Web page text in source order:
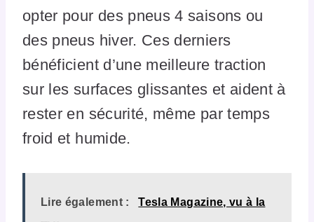
opter pour des pneus 4 saisons ou
des pneus hiver. Ces derniers
bénéficient d’une meilleure traction
sur les surfaces glissantes et aident à
rester en sécurité, même par temps
froid et humide.
Lire également : Tesla Magazine, vu à la